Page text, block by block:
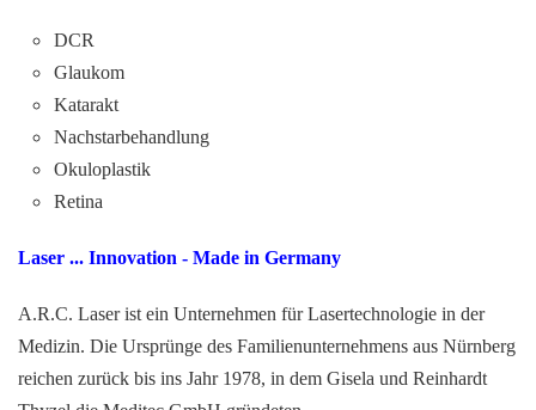
DCR
Glaukom
Katarakt
Nachstarbehandlung
Okuloplastik
Retina
Laser ... Innovation - Made in Germany
A.R.C. Laser ist ein Unternehmen für Lasertechnologie in der
Medizin. Die Ursprünge des Familienunternehmens aus Nürnberg
reichen zurück bis ins Jahr 1978, in dem Gisela und Reinhardt